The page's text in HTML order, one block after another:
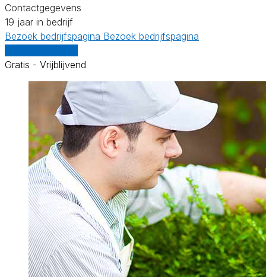
Contactgegevens
19 jaar in bedrijf
Bezoek bedrijfspagina Bezoek bedrijfspagina
Gratis - Vrijblijvend